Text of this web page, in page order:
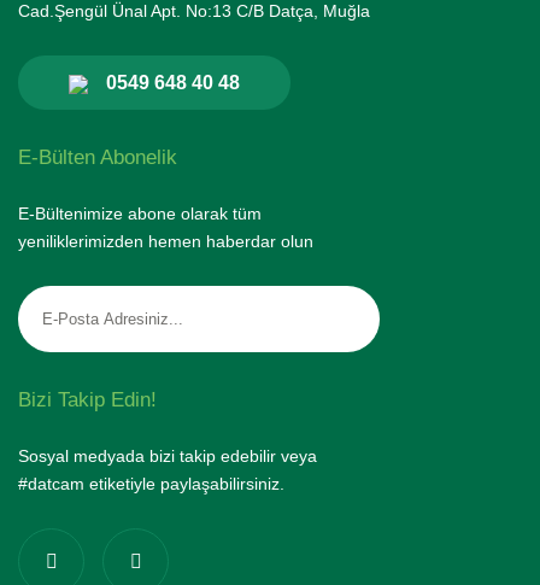
Cad.Şengül Ünal Apt. No:13 C/B Datça, Muğla
0549 648 40 48
E-Bülten Abonelik
E-Bültenimize abone olarak tüm
yeniliklerimizden hemen haberdar olun
Bizi Takip Edin!
Sosyal medyada bizi takip edebilir veya
#datcam etiketiyle paylaşabilirsiniz.